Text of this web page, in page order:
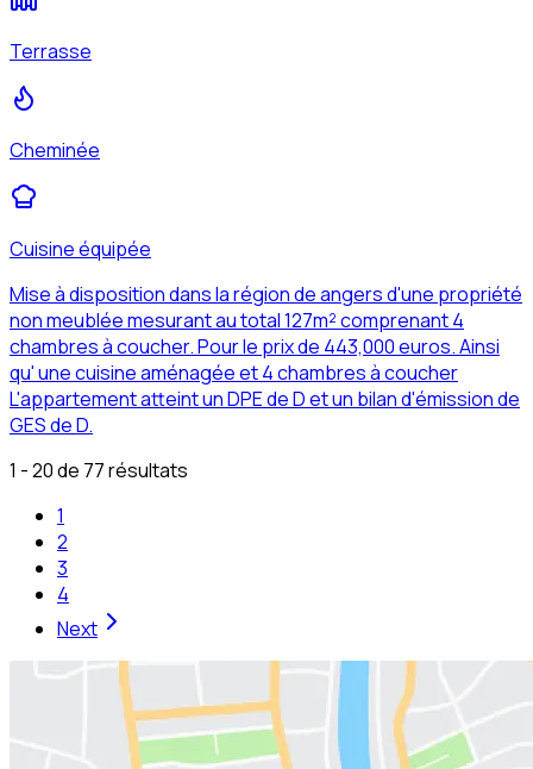
Terrasse
Cheminée
Cuisine équipée
Mise à disposition dans la région de angers d'une propriété
non meublée mesurant au total 127m² comprenant 4
chambres à coucher. Pour le prix de 443,000 euros. Ainsi
qu' une cuisine aménagée et 4 chambres à coucher
L'appartement atteint un DPE de D et un bilan d'émission de
GES de D.
1 - 20 de 77 résultats
1
2
3
4
Next